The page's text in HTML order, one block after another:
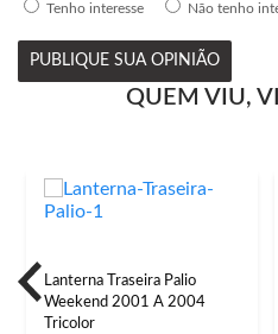
Tenho interesse Não tenho
PUBLIQUE SUA OPINIÃO
QUEM VIU,
Lanterna Traseira Palio
Weekend 2001 A 2004
Tricolor